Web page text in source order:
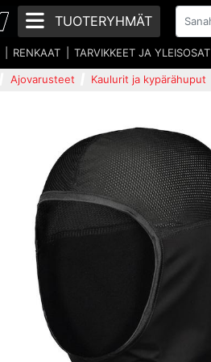
TUOTERYHMÄT
RENKAAT TARVIKKEET JA YLEISOSAT
Ajovarusteet Kaulurit ja kypärähuput